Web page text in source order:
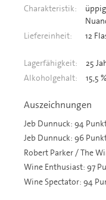
Charakteristik:
Liefereinheit:
12
Lagerfähigkeit: 25
Alkoholgehalt:
15,5
Auszeichnungen
Jeb Dunnuck: 94
Jeb Dunnuck: 96
Robert Parker / The
Wine Enthusiast: 97
Wine Spectator: 94